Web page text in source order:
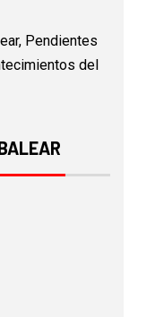
Pendientes
del